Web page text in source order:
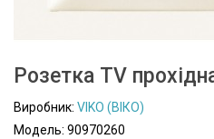
Розетка TV
Виробник: VIKO (ВІКО)
Модель: 90970260